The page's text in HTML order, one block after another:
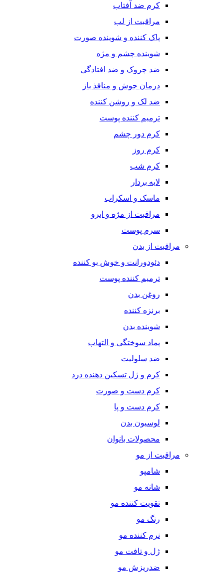
کرم ضد آفتاب
مراقبت از لب
پاک کننده و شوینده صورت
شوینده چشم و مژه
ضد چروک و ضد افتادگی
درمان جوش و منافذ باز
ضد لک و روشن کننده
ترمیم کننده پوست
کرم دور چشم
کرم روز
کرم شب
لایه بردار
ماسک و اسکراب
مراقبت از مژه و ابرو
سرم پوست
مراقبت از بدن
دئودورانت و خوش بو کننده
ترمیم کننده پوست
روغن بدن
برنزه کننده
شوینده بدن
پماد سوختگی و التهاب
ضد سلولیت
کرم و ژل تسکین دهنده درد
کرم دست و صورت
کرم دست و پا
لوسیون بدن
محصولات بانوان
مراقبت از مو
شامپو
شانه مو
تقویت کننده مو
رنگ مو
نرم کننده مو
ژل و تافت مو
ضدریزش مو